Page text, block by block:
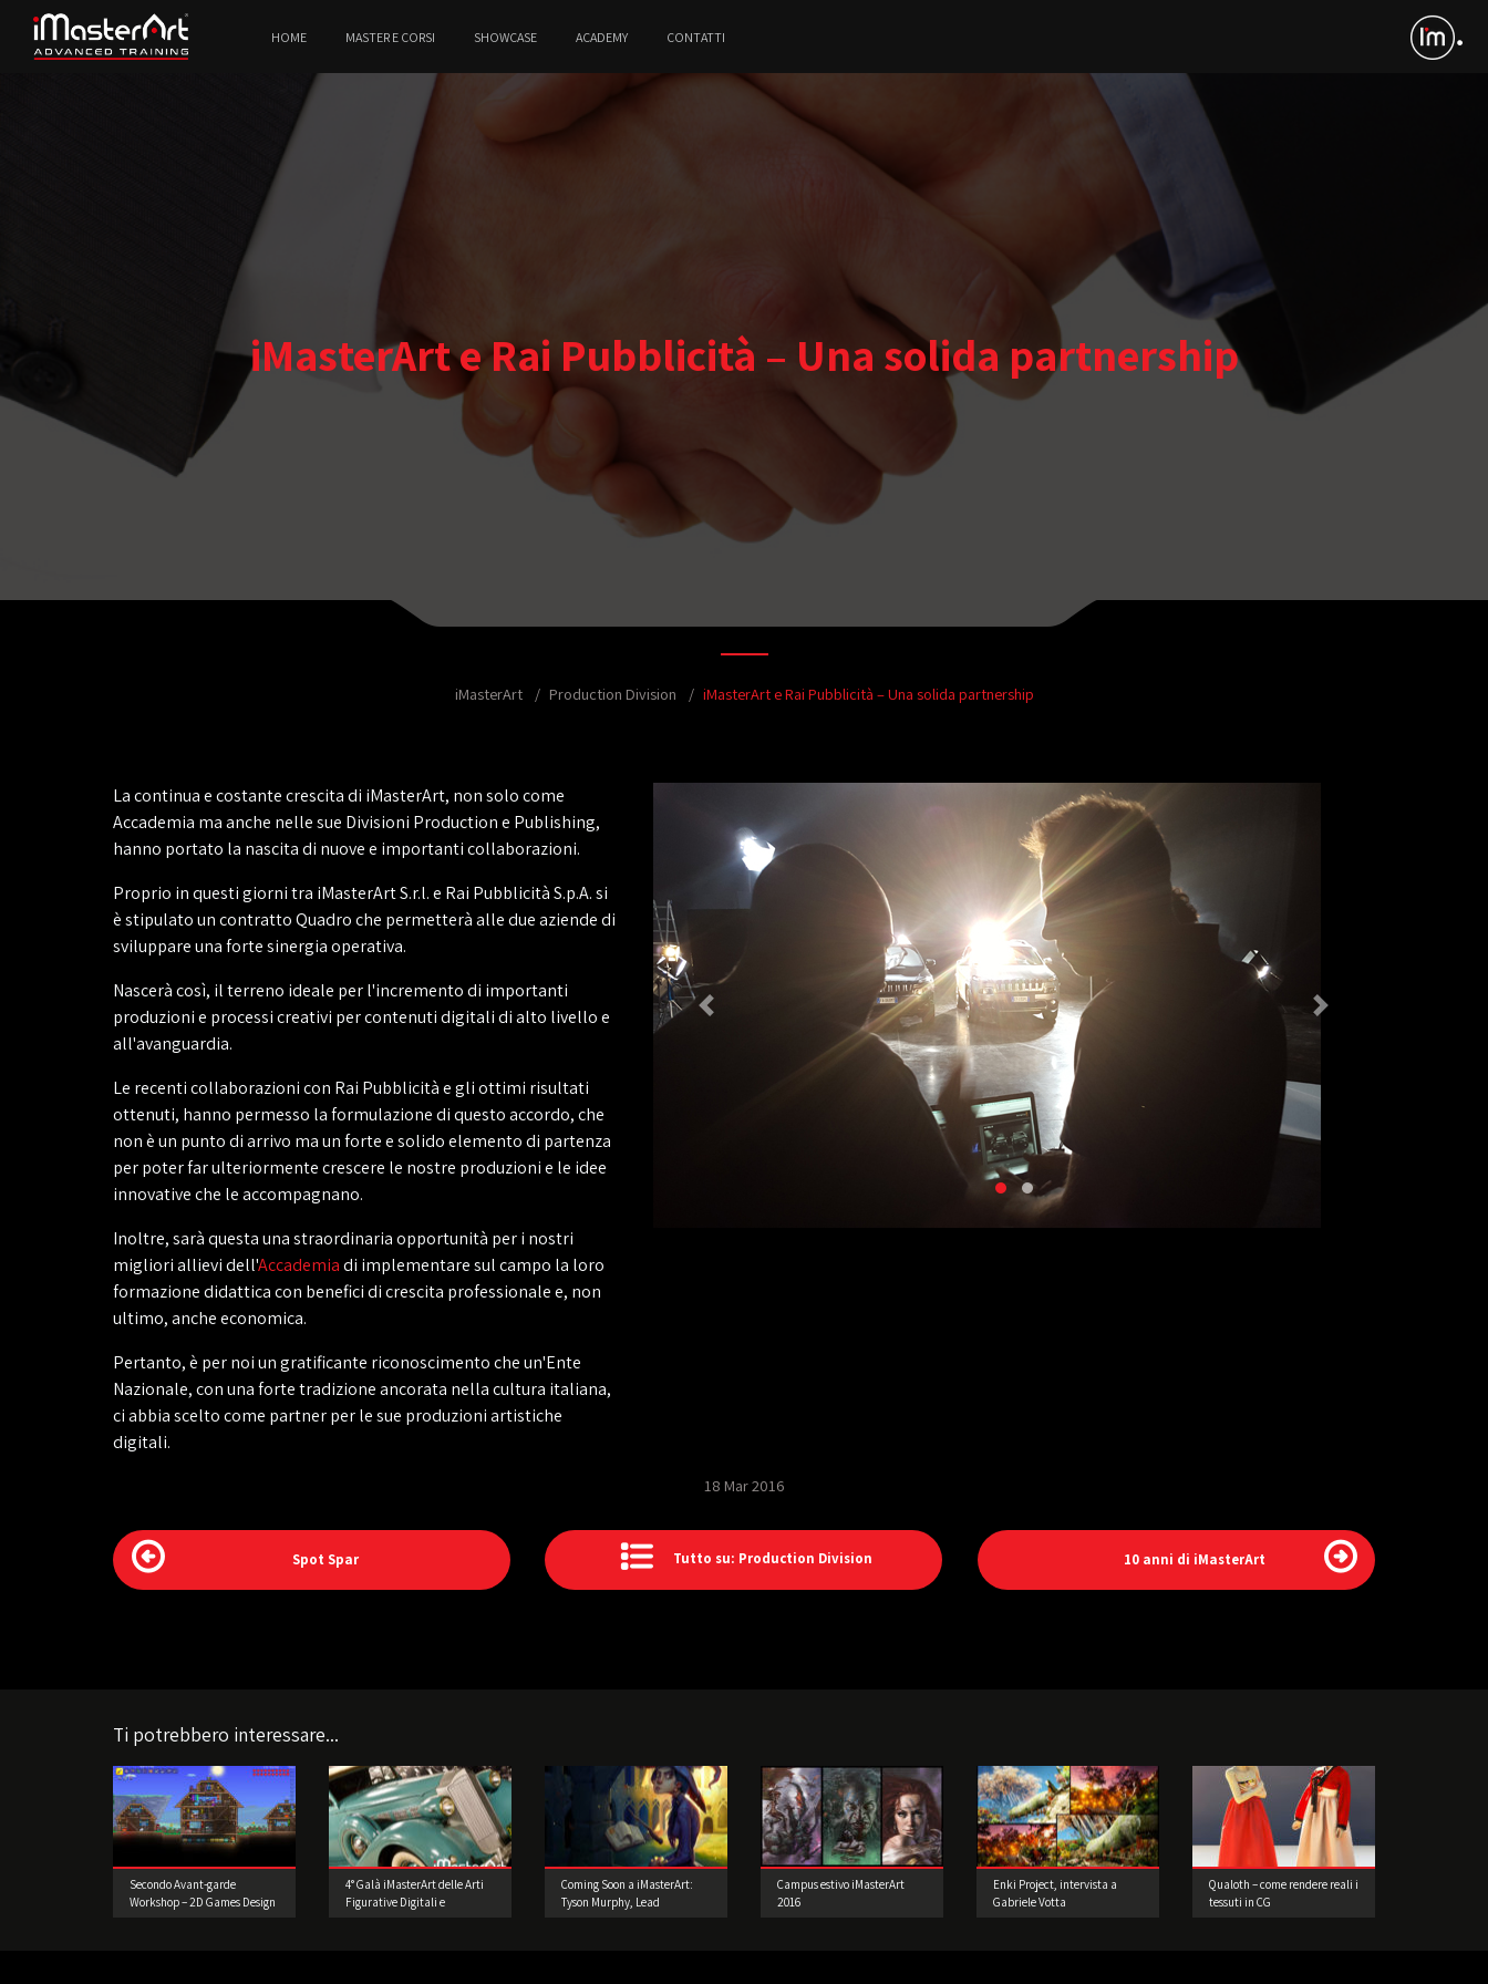
HOME MASTER E CORSI SHOWCASE ACADEMY CONTATTI
iMasterArt e Rai Pubblicità – Una solida partnership
iMasterArt Production Division iMasterArt e Rai Pubblicità – Una solida partnership
La continua e costante crescita di iMasterArt, non solo come
Accademia ma anche nelle sue Divisioni Production e Publishing,
hanno portato la nascita di nuove e importanti collaborazioni.
Proprio in questi giorni tra iMasterArt S.r.l. e Rai Pubblicità S.p.A. si
è stipulato un contratto Quadro che permetterà alle due aziende di
sviluppare una forte sinergia operativa.
Nascerà così, il terreno ideale per l'incremento di importanti
produzioni e processi creativi per contenuti digitali di alto livello e
all'avanguardia.
Le recenti collaborazioni con Rai Pubblicità e gli ottimi risultati
ottenuti, hanno permesso la formulazione di questo accordo, che
non è un punto di arrivo ma un forte e solido elemento di partenza
per poter far ulteriormente crescere le nostre produzioni e le idee
innovative che le accompagnano.
Inoltre, sarà questa una straordinaria opportunità per i nostri
migliori allievi dell'Accademiadi implementare sul campo la loro
formazione didattica con benefici di crescita professionale e, non
ultimo, anche economica.
Pertanto, è per noi un gratificante riconoscimento che un'Ente
Nazionale, con una forte tradizione ancorata nella cultura italiana,
ci abbia scelto come partner per le sue produzioni artistiche
digitali.
18 Mar 2016
Spot Spar Tutto su: Production Division 10 anni di iMasterArt
Ti potrebbero interessare...
Secondo Avant-garde
Workshop – 2D Games Design
4° Galà iMasterArt delle Arti
Figurative Digitali e
Coming Soon a iMasterArt:
Tyson Murphy, Lead
Campus estivo iMasterArt
2016
Enki Project, intervista a
Gabriele Votta
Qualoth – come rendere reali i
tessuti in CG